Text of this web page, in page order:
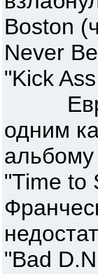
Boston
Never
"Kick
одним
"Time to
"Bad